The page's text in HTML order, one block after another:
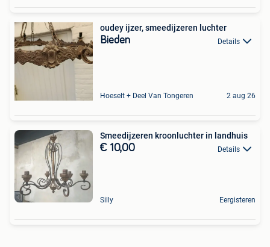
oudey ijzer, smeedijzeren luchter
Bieden Details
Hoeselt + Deel Van Tongeren 2 aug 26
Smeedijzeren kroonluchter in landhuis
€ 10,00 Details
Silly Eergisteren